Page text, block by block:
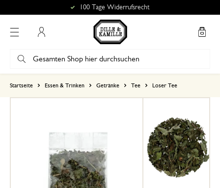
100 Tage Widerrufsrecht
Startseite Essen & Trinken Getränke Tee Loser Tee